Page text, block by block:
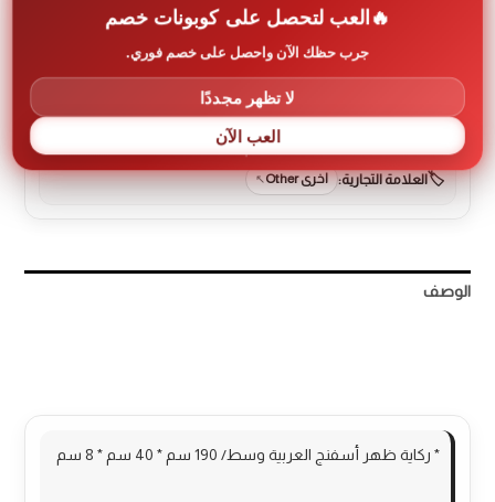
سم
معلومات إضافية عن المنتج
رمز المنتج: nablcy-0077
العلامة التجارية: اخرى Other
الوصف
* ركاية ظهر أسفنج العربية وسط/ 190 سم * 40 سم * 8 سم
العب لتحصل على كوبونات خصم
جرب حظك الآن واحصل على خصم فوري.
لا تظهر مجددًا
العب الآن